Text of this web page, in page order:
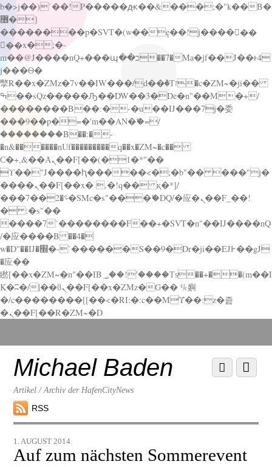
b�>j��)΄��!P�����ԫ��&���;�"k��B�
޶�}
��������p�SVT�(w��ę��!j������
��x�;�-
m��@J����nQ+���պ��כ��7�Ma�jf��J��ͱ4
j���Ѳ�
撆R��x�ZMz�7v��IW���/d��ٞ�Тז�c�ZM~�ji��
ߒ��sQz�����Ԡ��DW��3�De�n"��M�+/
��������B��:�-�u��IJ���7j�委
���9��p�=�'m��AN�ޭ�=/
��������B��:�-
�n&������nUf���������q��x�ZM~�c��
Ϲ�+,&��Ὰܢ��F[��(�1�*"��
ϒ��"J����ԧ�����<�;�b"�� ���"j�
����ܢ��F[��x� ,�!q�� қ�*]/
���؝�2��7�SMc�s"���ޭ�DQ/�应�ܢ��F_��!
� :�s"��
����7`��������F��+�SVT�n"��IJ����nQ
/�应����B ��4�
w�D"��IJ�׭�-`������S��9�Dr�ji��EJ߅��gJ
�应��
矁[��x�ZM~�n"��IB؃��!'����Тѕ��+��(m��I
K�ʭ�/|��ϐܢ��F[��x�ZMz�G�� %嬩
�/c��������[[��<�RI:�:c��MΎ��:z�졾
�ܢ��F[��R�ZM~�D
down
contentMichael Baden
Artikel / Archiv der HafenCityNews
RSS
Menu
Scroll
down
1. AUGUST 2014
Auf zum nächsten Sommerevent